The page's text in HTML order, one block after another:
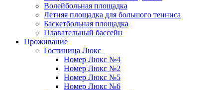
Волейбольная площадка
Летняя площадка для большого тенниса
Баскетбольная площадка
Плавательный бассейн
Проживание
Гостиница Люкс
Номер Люкс №4
Номер Люкс №2
Номер Люкс №5
Номер Люкс №6